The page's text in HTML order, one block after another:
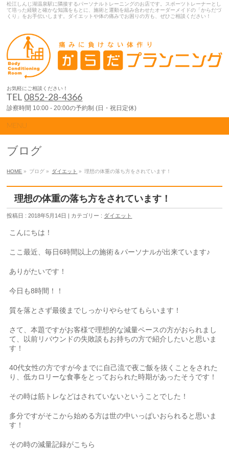
松江しんじ湖温泉駅に隣接するパーソナルトレーニングのお店です。スポーツトレーナーとし
て培った経験と確かな知識をもとに、施術と運動を組み合わせたオーダーメイドの「からだづ
くり」をお手伝いします。ダイエットや体の痛みでお困りの方も、ぜひご相談ください！
お気軽にご相談ください！
TEL0852-28-4366
診察時間 10:00 - 20:00の予約制 (日・祝日定休)
MENU
ブログ
HOME » ブログ » ダイエット » 理想の体重の落ち方をされています！
理想の体重の落ち方をされています！
投稿日 : 2018年5月14日 | カテゴリー : ダイエット
こんにちは！
ここ最近、毎日6時間以上の施術＆パーソナルが出来ています♪
ありがたいです！
今日も8時間！！
質を落とさず最後までしっかりやらせてもらいます！
さて、本題ですがお客様で理想的な減量ペースの方がおられまし
て、以前リバウンドの失敗談もお持ちの方で紹介したいと思いま
す！
40代女性の方ですが今までに自己流で夜ご飯を抜くことをされた
り、低カロリーな食事をとっておられた時期があったそうです！
その時は筋トレなどはされていないということでした！
多分ですがそこから始める方は世の中いっぱいおられると思いま
す！
その時の減量記録がこちら